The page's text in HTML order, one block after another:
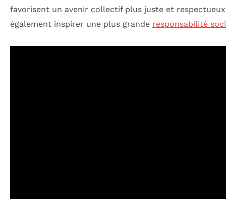
favorisent un avenir collectif plus juste et
également inspirer une plus grande responsabilité